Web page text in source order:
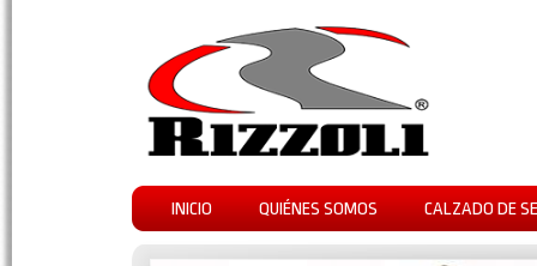
INICIO QUIÉNES SOMOS CALZADO DE